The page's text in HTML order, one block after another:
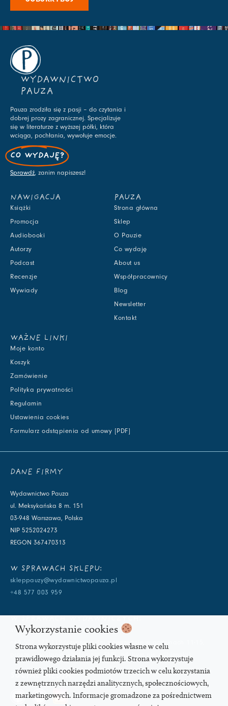
WYDAWNICTWO
PAUZA
Pauza zrodziła się z pasji – do czytania i
dobrej prozy zagranicznej. Specjalizuje
się w literaturze z wyższej półki, która
wciąga, pochłania, wywołuje emocje.
CO WYDAJĘ?
Sprawdź, zanim napiszesz!
NAWIGACJA
Książki
Promocja
Audiobooki
Autorzy
Podcast
Recenzje
Wywiady
PAUZA
Strona główna
Sklep
O Pauzie
Co wydaję
About us
Współpracownicy
Blog
Newsletter
Kontakt
WAŻNE LINKI
Moje konto
Koszyk
Zamówienie
Polityka prywatności
Regulamin
Ustawienia cookies
Formularz odstąpienia od umowy [PDF]
DANE FIRMY
Wydawnictwo Pauza
ul. Meksykańska 8 m. 151
03-948 Warszawa, Polska
NIP 5252024273
REGON 367470313
W SPRAWACH SKLEPU:
skleppauzy@wydawnictwopauza.pl
+48 577 003 959
info@wydawnictwopauza.pl
+48 501 177 119 (czynny w dni powszednie w godzinach 11-15,
proszę o wysłanie wiadomości SMS, gdybym nie odbierała)
SOCIAL MEDIA
Wykorzystanie cookies
Strona wykorzystuje pliki cookies własne w celu
prawidłowego działania jej funkcji. Strona wykorzystuje
również pliki cookies podmiotów trzecich w celu korzystania
z zewnętrznych narzędzi analitycznych, społecznościowych,
marketingowych. Informacje gromadzone za pośrednictwem